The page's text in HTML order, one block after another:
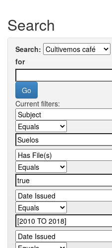
Search
Search:
for
Current filters: